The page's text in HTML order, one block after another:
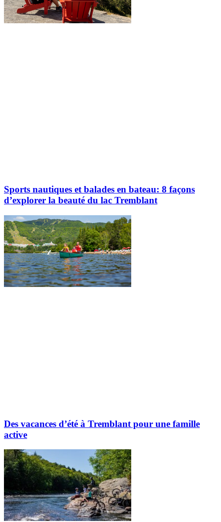
Sports nautiques et balades en bateau: 8 façons
d’explorer la beauté du lac Tremblant
Des vacances d’été à Tremblant pour une famille
active